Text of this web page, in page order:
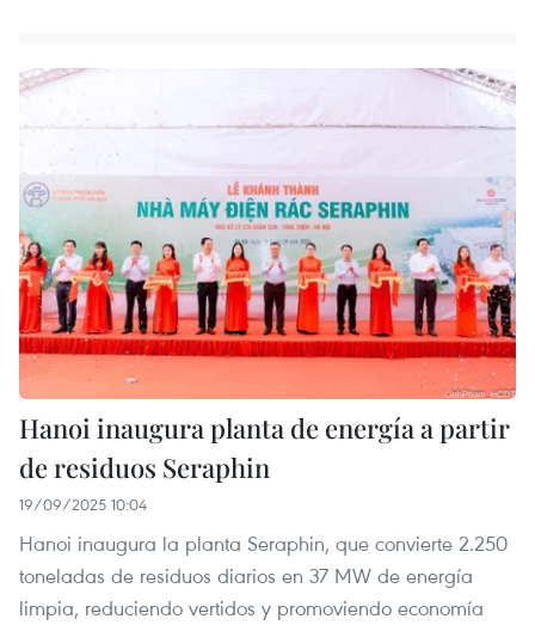
Hanoi inaugura planta de energía a partir
de residuos Seraphin
19/09/2025 10:04
Hanoi inaugura la planta Seraphin, que convierte 2.250
toneladas de residuos diarios en 37 MW de energía
limpia, reduciendo vertidos y promoviendo economía